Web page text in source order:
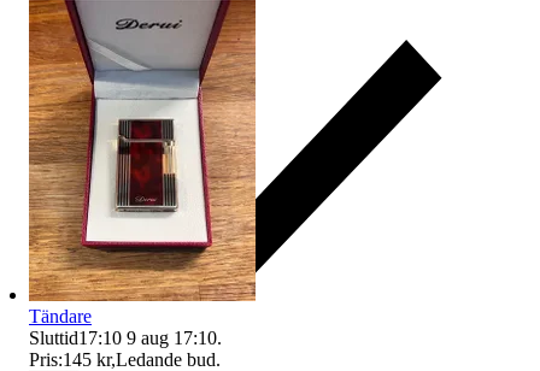
Tändare
Sluttid17:10 9 aug 17:10.
Pris:145 kr,Ledande bud.